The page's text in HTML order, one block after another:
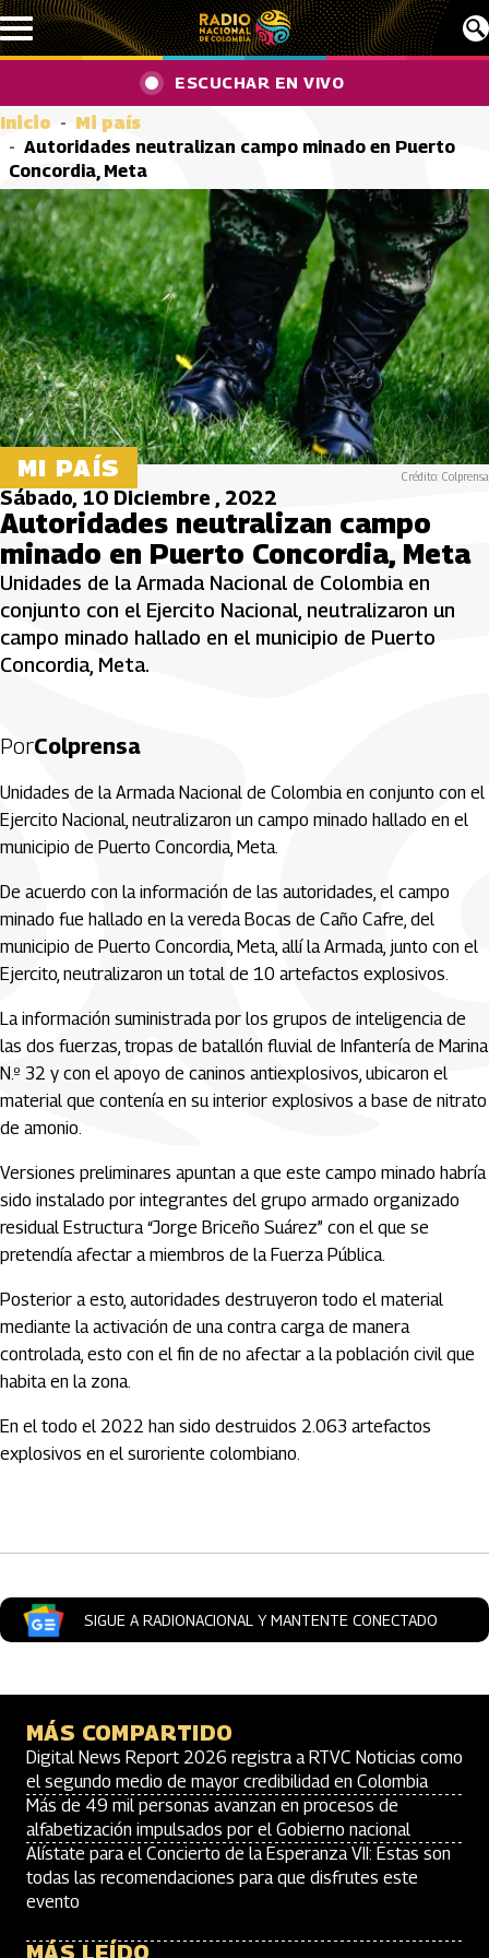
Pasar al contenido principal
ESCUCHAR EN VIVO
Inicio
Mi país
Autoridades neutralizan campo minado en Puerto
Concordia, Meta
MI PAÍS Crédito: Colprensa
Sábado, 10 Diciembre , 2022
Autoridades neutralizan campo
minado en Puerto Concordia, Meta
Unidades de la Armada Nacional de Colombia en
conjunto con el Ejercito Nacional, neutralizaron un
campo minado hallado en el municipio de Puerto
Concordia, Meta.
PorColprensa
Unidades de la Armada Nacional de Colombia en conjunto con el
Ejercito Nacional, neutralizaron un campo minado hallado en el
municipio de Puerto Concordia, Meta.
De acuerdo con la información de las autoridades, el campo
minado fue hallado en la vereda Bocas de Caño Cafre, del
municipio de Puerto Concordia, Meta, allí la Armada, junto con el
Ejercito, neutralizaron un total de 10 artefactos explosivos.
La información suministrada por los grupos de inteligencia de
las dos fuerzas, tropas de batallón fluvial de Infantería de Marina
N.º 32 y con el apoyo de caninos antiexplosivos, ubicaron el
material que contenía en su interior explosivos a base de nitrato
de amonio.
Versiones preliminares apuntan a que este campo minado habría
sido instalado por integrantes del grupo armado organizado
residual Estructura “Jorge Briceño Suárez” con el que se
pretendía afectar a miembros de la Fuerza Pública.
Posterior a esto, autoridades destruyeron todo el material
mediante la activación de una contra carga de manera
controlada, esto con el fin de no afectar a la población civil que
habita en la zona.
En el todo el 2022 han sido destruidos 2.063 artefactos
explosivos en el suroriente colombiano.
SIGUE A RADIONACIONAL Y MANTENTE CONECTADO
MÁS COMPARTIDO
Digital News Report 2026 registra a RTVC Noticias como
el segundo medio de mayor credibilidad en Colombia
Más de 49 mil personas avanzan en procesos de
alfabetización impulsados por el Gobierno nacional
Alístate para el Concierto de la Esperanza VII: Estas son
todas las recomendaciones para que disfrutes este
evento
MÁS LEÍDO